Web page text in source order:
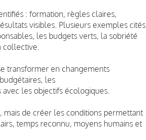
: formation, règles claires,
visibles. Plusieurs exemples cités
les budgets verts, la sobriété
transformer en changements
les
les objectifs écologiques.
mais de créer les conditions permettant
temps reconnu, moyens humains et